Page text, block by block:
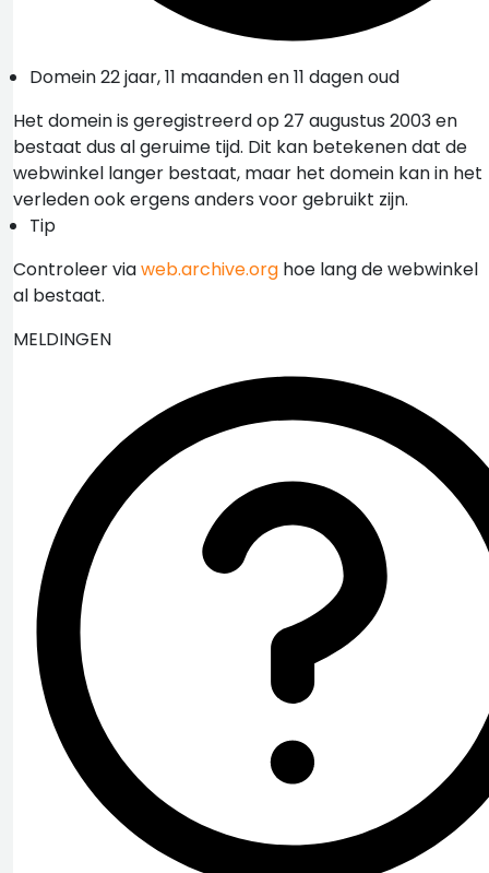
Domein 22 jaar, 11 maanden en 11 dagen oud
Het domein is geregistreerd op 27 augustus 2003 en
bestaat dus al geruime tijd. Dit kan betekenen dat de
webwinkel langer bestaat, maar het domein kan in het
verleden ook ergens anders voor gebruikt zijn.
Tip
Controleer viaweb.archive.org hoe lang de webwinkel
al bestaat.
MELDINGEN